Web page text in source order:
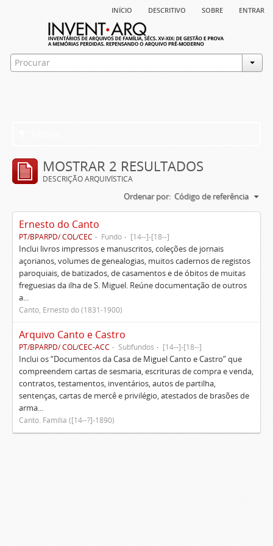
início descritivo sobre entrar
MOSTRAR 2 RESULTADOS
DESCRIÇÃO ARQUIVÍSTICA
Ordenar por: Código de referência
Ernesto do Canto
PT/BPARPD/ COL/CEC Fundo [14--]-[18--]
Inclui livros impressos e manuscritos, coleções de jornais
açorianos, volumes de genealogias, muitos cadernos de registos
paroquiais, de batizados, de casamentos e de óbitos de muitas
freguesias da ilha de S. Miguel. Reúne documentação de outros
a...
Canto, Ernesto do (1831-1900)
Arquivo Canto e Castro
PT/BPARPD/ COL/CEC-ACC Subfundos [14--]-[18--]
Inclui os “Documentos da Casa de Miguel Canto e Castro” que
compreendem cartas de sesmaria, escrituras de compra e venda,
contratos, testamentos, inventários, autos de partilha,
sentenças, cartas de mercê e privilégio, atestados de brasões de
arma...
Canto. Família ([14--?]-1890)